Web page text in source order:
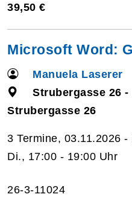
39,50 €
Microsoft Word:
Manuela Laserer
Strubergasse 26 -
Strubergasse 26
3 Termine, 03.11.2026 -
Di., 17:00 - 19:00 Uhr
26-3-11024